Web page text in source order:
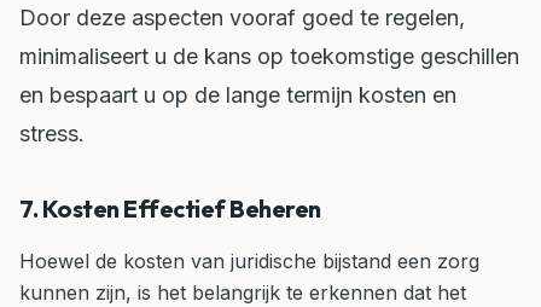
Door deze aspecten vooraf goed te regelen,
minimaliseert u de kans op toekomstige geschillen
en bespaart u op de lange termijn kosten en
stress.
7. Kosten Effectief Beheren
Hoewel de kosten van juridische bijstand een zorg
kunnen zijn, is het belangrijk te erkennen dat het